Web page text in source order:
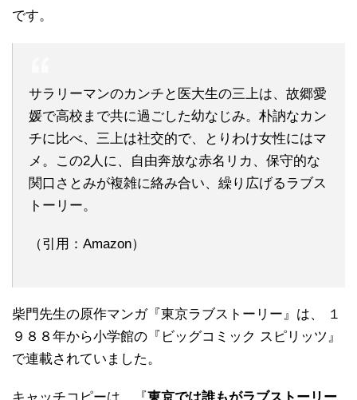
です。
サラリーマンのカンチと医大生の三上は、故郷愛
媛で高校まで共に過ごした幼なじみ。朴訥なカン
チに比べ、三上は社交的で、とりわけ女性にはマ
メ。この2人に、自由奔放な赤名リカ、保守的な
関口さとみが複雑に絡み合い、繰り広げるラブス
トーリー。
（引用：Amazon）
柴門先生の原作マンガ『東京ラブストーリー』は、 １
９８８年から小学館の『ビッグコミック スピリッツ』
で連載されていました。